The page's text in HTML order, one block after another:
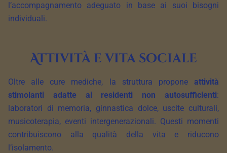
l’accompagnamento adeguato in base ai suoi bisogni
individuali.
Attività e vita sociale
Oltre alle cure mediche, la struttura propone attività
stimolanti adatte ai residenti non autosufficienti:
laboratori di memoria, ginnastica dolce, uscite culturali,
musicoterapia, eventi intergenerazionali. Questi momenti
contribuiscono alla qualità della vita e riducono
l’isolamento.